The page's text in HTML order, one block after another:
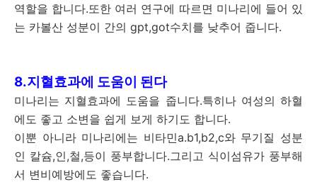
역할을 합니다.또한 여러 연구에 따르면 미나리에 들어 있
는 카볼산 성분이 간의 gpt,got수치를 낮추어 줍니다.
8.지혈효과에 도움이 된다
미나리는 지혈효과에 도움을 줍니다.특히나 여성의 하혈
에도 좋고 소변을 쉽게 보게 하기도 합니다.
이뿐 아니라 미나리에는 비타민a.b1,b2,c와 무기질 성분
인 칼슘,인,철,등이 풍부합니다.그리고 식이섬유가 풍부해
서 변비예방에도 좋습니다.